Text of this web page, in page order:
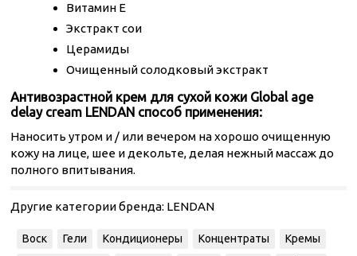
Витамин Е
Экстракт сои
Церамиды
Очищенный солодковый экстракт
Антивозрастной крем для сухой кожи Global age
delay cream LENDAN способ применения:
Наносить утром и / или вечером на хорошо очищенную
кожу на лице, шее и декольте, делая нежный массаж до
полного впитывания.
Другие категории бренда: LENDAN
Воск Гели Кондиционеры Концентраты
Кремы